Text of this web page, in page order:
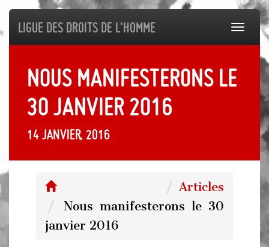
Ligue des droits de l'Homme
Nous manifesterons le
30 janvier 2016
14 janvier, 2016
Articles
Nous manifesterons le 30
janvier 2016